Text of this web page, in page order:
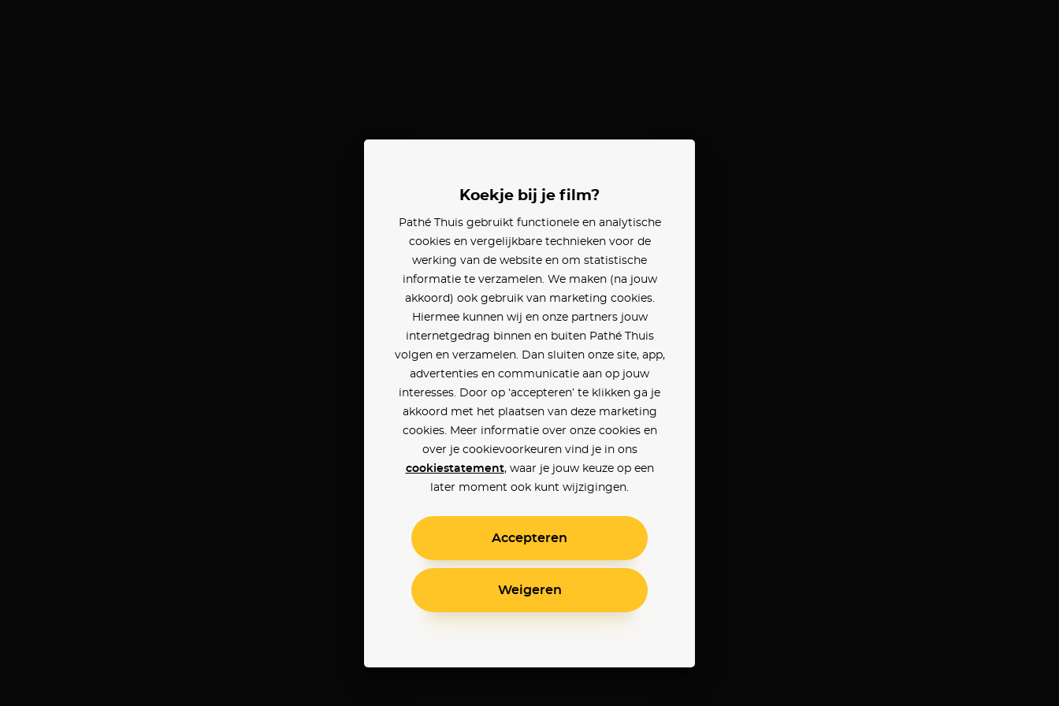
Koekje bij je film?
Pathé Thuis gebruikt functionele en analytische
cookies en vergelijkbare technieken voor de
werking van de website en om statistische
informatie te verzamelen. We maken (na jouw
akkoord) ook gebruik van marketing cookies.
Hiermee kunnen wij en onze partners jouw
internetgedrag binnen en buiten Pathé Thuis
volgen en verzamelen. Dan sluiten onze site, app,
advertenties en communicatie aan op jouw
interesses. Door op ‘accepteren’ te klikken ga je
akkoord met het plaatsen van deze marketing
cookies. Meer informatie over onze cookies en
over je cookievoorkeuren vind je in ons
cookiestatement, waar je jouw keuze op een
later moment ook kunt wijzigingen.
Accepteren
Weigeren